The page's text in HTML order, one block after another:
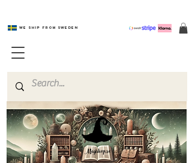
We ship from Sweden
Magishop.se